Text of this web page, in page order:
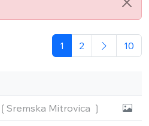
1 2 10
❲Sremska Mitrovica ❳